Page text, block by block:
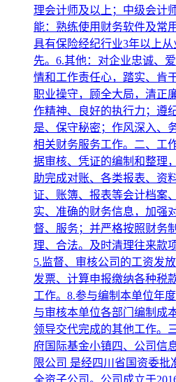
理会计师及以上；中级会计
能：熟练使用财务软件及常
具有保险经纪行业3年以上
先。6.其他：对企业忠诚、
情和工作责任心，踏实、肯
职业操守，顾全大局，清正
作精神、良好的执行力；遵
是、保守秘密；作风深入、
相关财务服务工作。二、工
据审核、凭证的编制和整理
助完成对账、各类报表、资
证、账簿、报表等会计档案
实、准确的财务信息，加强
督、服务；并严格按照财务
理、合法。及时清理往来款
5.监督、审核公司的工资发
发票、计算申报缴纳各种税
工作。8.参与编制本单位年
与审核本单位各部门编制成
领导交代完成的其他工作。
府国际基金小镇四、公司信
限公司 是经四川省国资委
全资子公司。公司成立于